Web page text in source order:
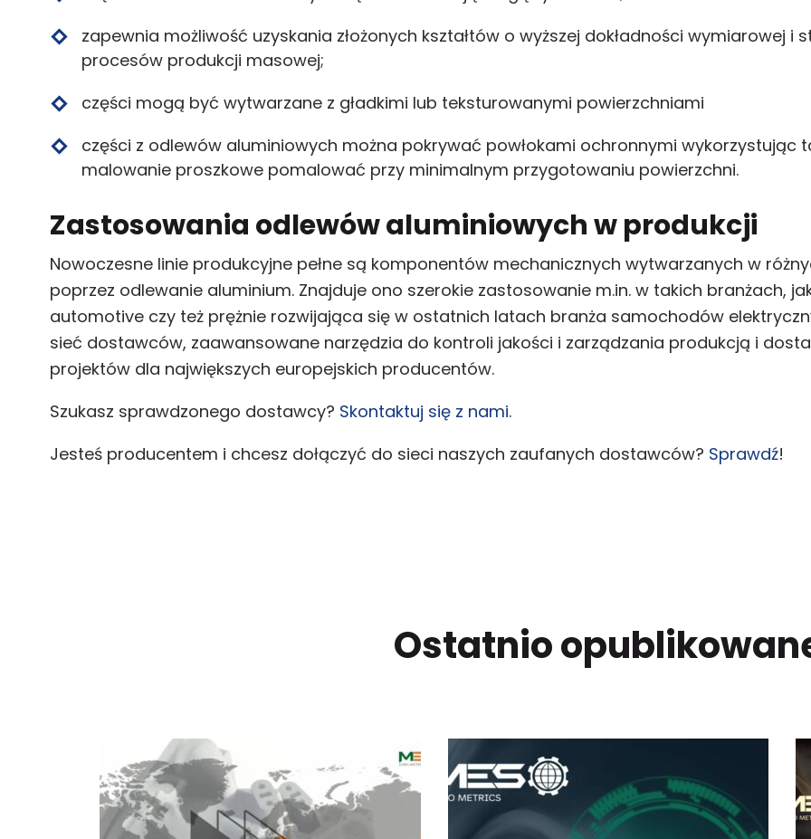
zapewnia możliwość uzyskania złożonych kształtów o wyższej dokładności wymiarowej
procesów produkcji masowej;
części mogą być wytwarzane z gładkimi lub teksturowanymi powierzchniami
części z odlewów aluminiowych można pokrywać powłokami ochronnymi wykorzystując
malowanie proszkowe pomalować przy minimalnym przygotowaniu powierzchni.
Zastosowania odlewów aluminiowych w produkcji
Nowoczesne linie produkcyjne pełne są komponentów mechanicznych wytwarzanych w
poprzez odlewanie aluminium. Znajduje ono szerokie zastosowanie m.in. w takich branżach,
automotive czy też prężnie rozwijająca się w ostatnich latach branża samochodów
sieć dostawców, zaawansowane narzędzia do kontroli jakości i zarządzania produkcją i
projektów dla największych europejskich producentów.
Szukasz sprawdzonego dostawcy? Skontaktuj się z nami.
Jesteś producentem i chcesz dołączyć do sieci naszych zaufanych dostawców? Sprawdź!
Ostatnio